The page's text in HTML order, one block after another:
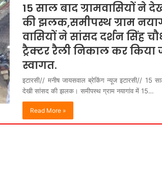
15 साल बाद ग्रामवासियों ने
की झलक,समीपस्थ ग्राम
वासियों ने सांसद दर्शन सिंह
ट्रैक्टर रैली निकाल कर किया
स्वागत.
इटारसी// मनीष जायसवाल ब्रेकिंग न्यूज इटारसी// 15
देखी सांसद की झलक। समीपस्थ ग्राम नयागांव में 15…
Read More »